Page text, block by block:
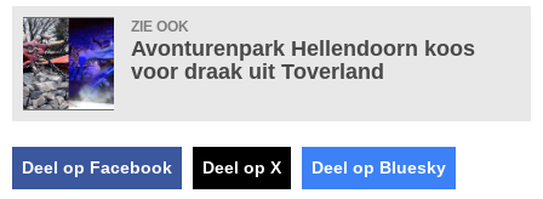
ZIE OOK
Avonturenpark Hellendoorn koos
voor draak uit Toverland
Deel op Facebook Deel op X Deel op Bluesky